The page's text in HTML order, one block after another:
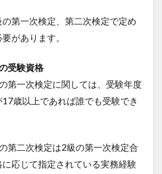
第一次検定、第二次検定で定め
があります。
受験資格
第一次検定に関しては、受験年度
歳以上であれば誰でも受験でき
第二次検定は2級の第一次検定合
応じて指定されている実務経験